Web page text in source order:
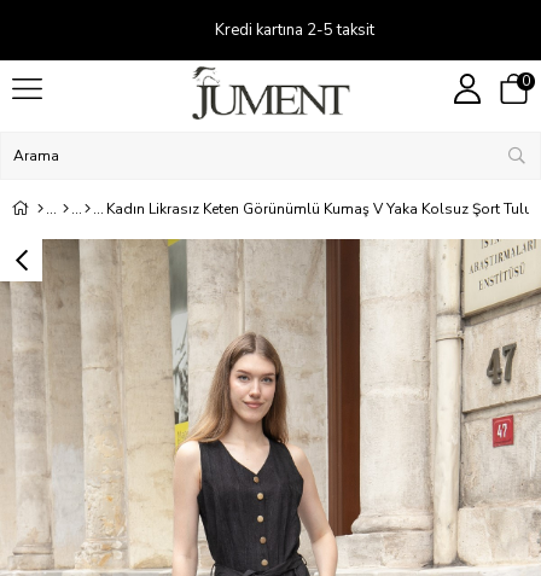
Kredi kartına 2-5 taksit
0
Kadın Likrasız Keten Görünümlü Kumaş V Yaka Kolsuz Şort